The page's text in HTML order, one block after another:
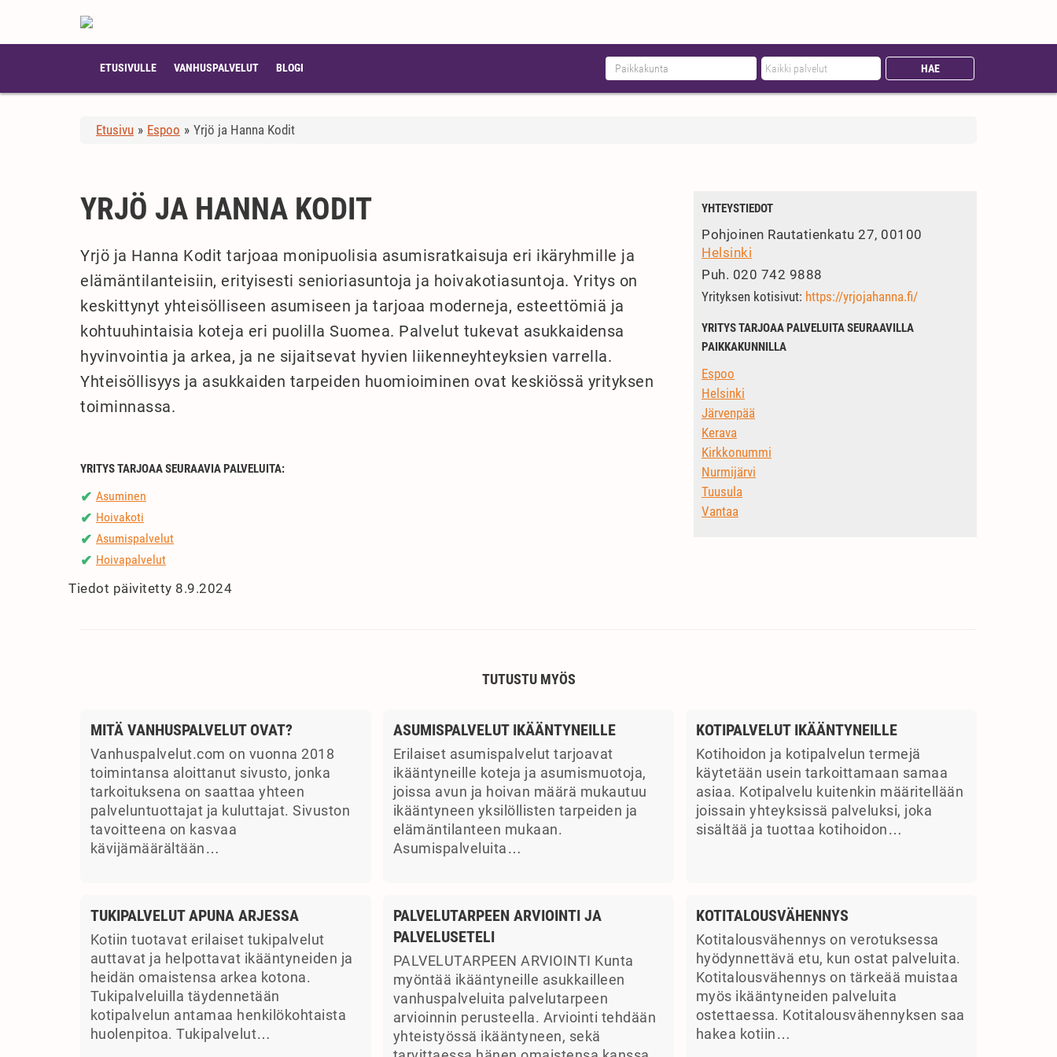
ETUSIVULLE VANHUSPALVELUT BLOGI
Etusivu » Espoo » Yrjö ja Hanna Kodit
YRJÖ JA HANNA KODIT
Yrjö ja Hanna Kodit tarjoaa monipuolisia asumisratkaisuja eri ikäryhmille ja
elämäntilanteisiin, erityisesti senioriasuntoja ja hoivakotiasuntoja. Yritys on
keskittynyt yhteisölliseen asumiseen ja tarjoaa moderneja, esteettömiä ja
kohtuuhintaisia koteja eri puolilla Suomea. Palvelut tukevat asukkaidensa
hyvinvointia ja arkea, ja ne sijaitsevat hyvien liikenneyhteyksien varrella.
Yhteisöllisyys ja asukkaiden tarpeiden huomioiminen ovat keskiössä yrityksen
toiminnassa.
YRITYS TARJOAA SEURAAVIA PALVELUITA:
✔ Asuminen
✔ Hoivakoti
✔ Asumispalvelut
✔ Hoivapalvelut
Tiedot päivitetty 8.9.2024
YHTEYSTIEDOT
Pohjoinen Rautatienkatu 27, 00100
Helsinki
Puh. 020 742 9888
Yrityksen kotisivut: https://yrjojahanna.fi/
YRITYS TARJOAA PALVELUITA SEURAAVILLA
PAIKKAKUNNILLA
Espoo
Helsinki
Järvenpää
Kerava
Kirkkonummi
Nurmijärvi
Tuusula
Vantaa
TUTUSTU MYÖS
MITÄ VANHUSPALVELUT OVAT?
Vanhuspalvelut.com on vuonna 2018
toimintansa aloittanut sivusto, jonka
tarkoituksena on saattaa yhteen
palveluntuottajat ja kuluttajat. Sivuston
tavoitteena on kasvaa
kävijämäärältään…
ASUMISPALVELUT IKÄÄNTYNEILLE
Erilaiset asumispalvelut tarjoavat
ikääntyneille koteja ja asumismuotoja,
joissa avun ja hoivan määrä mukautuu
ikääntyneen yksilöllisten tarpeiden ja
elämäntilanteen mukaan.
Asumispalveluita…
KOTIPALVELUT IKÄÄNTYNEILLE
Kotihoidon ja kotipalvelun termejä
käytetään usein tarkoittamaan samaa
asiaa. Kotipalvelu kuitenkin määritellään
joissain yhteyksissä palveluksi, joka
sisältää ja tuottaa kotihoidon…
TUKIPALVELUT APUNA ARJESSA
Kotiin tuotavat erilaiset tukipalvelut
auttavat ja helpottavat ikääntyneiden ja
heidän omaistensa arkea kotona.
Tukipalveluilla täydennetään
kotipalvelun antamaa henkilökohtaista
huolenpitoa. Tukipalvelut…
PALVELUTARPEEN ARVIOINTI JA
PALVELUSETELI
PALVELUTARPEEN ARVIOINTI Kunta
myöntää ikääntyneille asukkailleen
vanhuspalveluita palvelutarpeen
arvioinnin perusteella. Arviointi tehdään
yhteistyössä ikääntyneen, sekä
KOTITALOUSVÄHENNYS
Kotitalousvähennys on verotuksessa
hyödynnettävä etu, kun ostat palveluita.
Kotitalousvähennys on tärkeää muistaa
myös ikääntyneiden palveluita
ostettaessa. Kotitalousvähennyksen saa
hakea kotiin…